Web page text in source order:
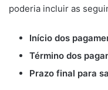
poderia incluir as
Início dos
Término dos
Prazo final para